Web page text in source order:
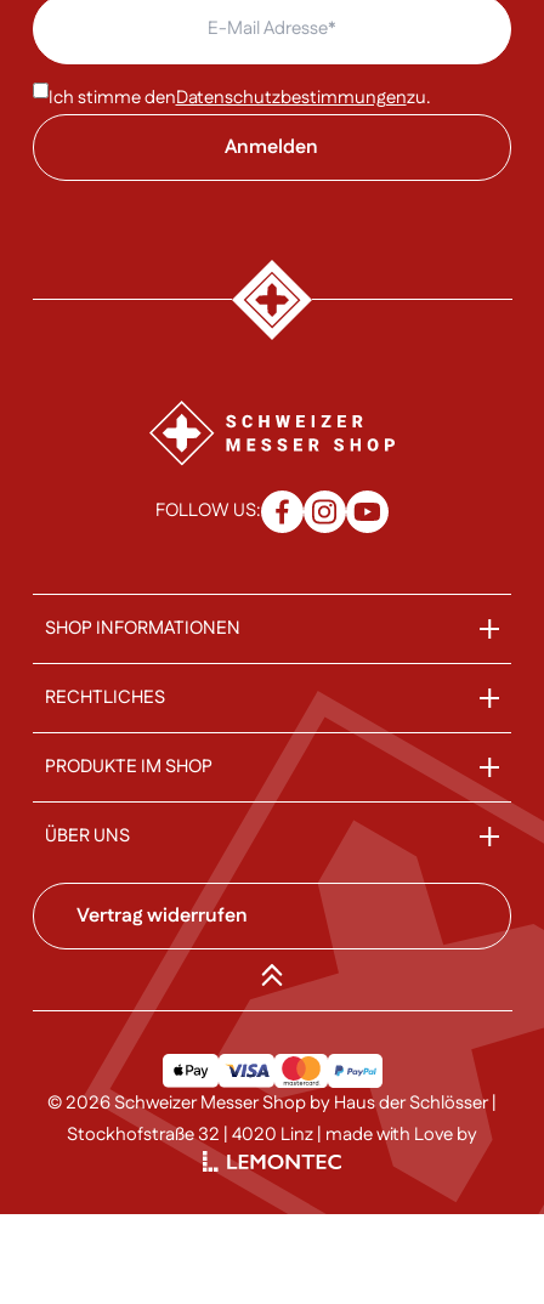
Ich stimme denDatenschutzbestimmungenzu.
FOLLOW US:
SHOP INFORMATIONEN
RECHTLICHES
PRODUKTE IM SHOP
ÜBER UNS
Vertrag widerrufen
© 2026 Schweizer Messer Shop by Haus der Schlösser |
Stockhofstraße 32 | 4020 Linz | made with Love by